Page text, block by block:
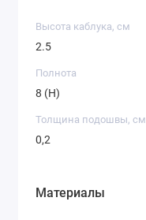
Высота каблука, см
2.5
Полнота
8 (H)
Толщина подошвы, см
0,2
Материалы